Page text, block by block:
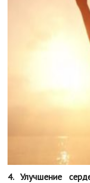
4. Улучшение